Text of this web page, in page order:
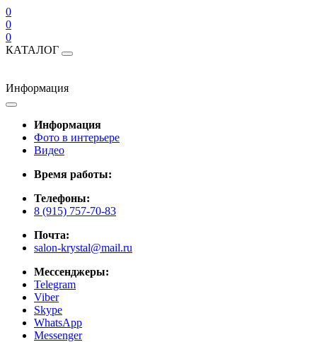
0
0
0
КАТАЛОГ
Информация
Информация
Фото в интерьере
Видео
Время работы:
Телефоны:
8 (915) 757-70-83
Почта:
salon-krystal@mail.ru
Мессенджеры:
Telegram
Viber
Skype
WhatsApp
Messenger